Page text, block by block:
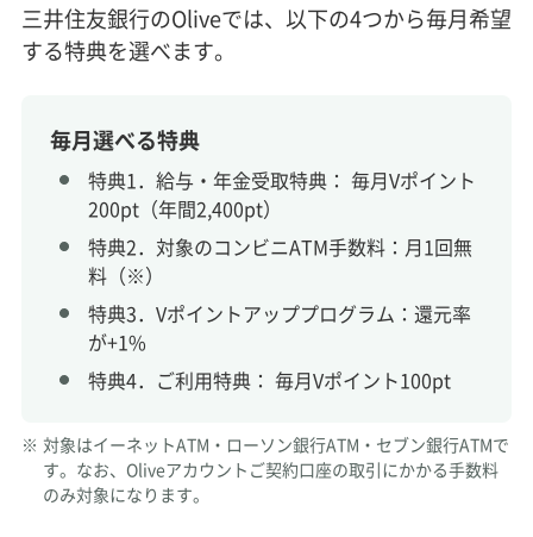
三井住友銀行のOliveでは、以下の4つから毎月希望
する特典を選べます。
毎月選べる特典
特典1．給与・年金受取特典： 毎月Vポイント
200pt（年間2,400pt）
特典2．対象のコンビニATM手数料：月1回無
料（※）
特典3．Vポイントアッププログラム：還元率
が+1%
特典4．ご利用特典： 毎月Vポイント100pt
※ 対象はイーネットATM・ローソン銀行ATM・セブン銀行ATMで
す。なお、Oliveアカウントご契約口座の取引にかかる手数料
のみ対象になります。